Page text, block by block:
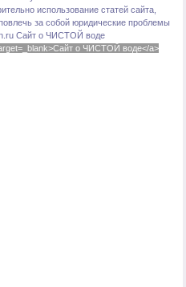
использование статей сайта,
за собой юридические проблемы
Сайт о ЧИСТОЙ воде
о ЧИСТОЙ воде</a>